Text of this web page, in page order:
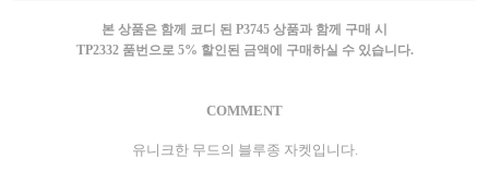
본 상품은 함께 코디 된 P3745 상품과 함께 구매 시
TP2332 품번으로 5% 할인된 금액에 구매하실 수 있습니다.
COMMENT
유니크한 무드의 블루종 자켓입니다.